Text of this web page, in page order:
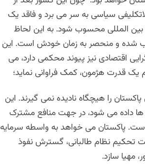
سیاسی به سر می برد و فاقد یک
المللی محسوب شود. به این لحاظ
شده و منحصر به زمان خودش است. این
اقتصادی نیز پیوند محکمی دارد، می
یک قدرت هژمون، کمک فراوانی نماید؛
را هیچگاه نادیده نمی گیرند. این
ها داده می شود، در جهت منافع مشترک
پاکستان می خواهد به واسطه سرمایه
نظام طالبانی، گسترش نفوذ
مهیا سازد.